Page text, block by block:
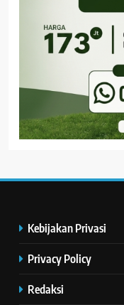
Kebijakan Privasi
Privacy Policy
Redaksi